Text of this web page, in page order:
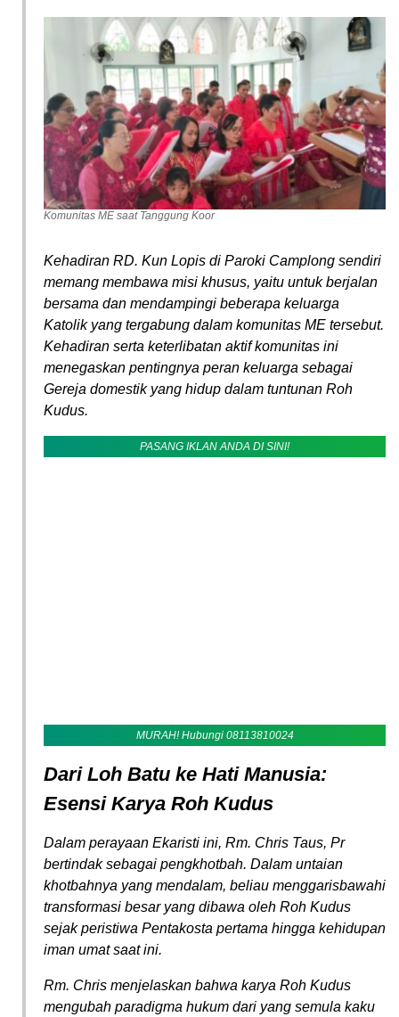
Komunitas ME saat Tanggung Koor
Kehadiran RD. Kun Lopis di Paroki Camplong sendiri
memang membawa misi khusus, yaitu untuk berjalan
bersama dan mendampingi beberapa keluarga
Katolik yang tergabung dalam komunitas ME tersebut.
Kehadiran serta keterlibatan aktif komunitas ini
menegaskan pentingnya peran keluarga sebagai
Gereja domestik yang hidup dalam tuntunan Roh
Kudus.
PASANG IKLAN ANDA DI SINI!
MURAH! Hubungi 08113810024
Dari Loh Batu ke Hati Manusia:
Esensi Karya Roh Kudus
Dalam perayaan Ekaristi ini, Rm. Chris Taus, Pr
bertindak sebagai pengkhotbah. Dalam untaian
khotbahnya yang mendalam, beliau menggarisbawahi
transformasi besar yang dibawa oleh Roh Kudus
sejak peristiwa Pentakosta pertama hingga kehidupan
iman umat saat ini.
Rm. Chris menjelaskan bahwa karya Roh Kudus
mengubah paradigma hukum dari yang semula kaku